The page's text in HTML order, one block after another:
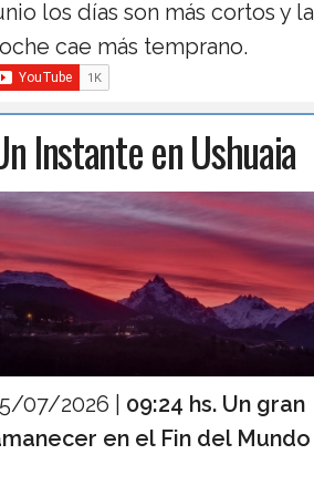
los días son más cortos y la
cae más temprano.
Instante en Ushuaia
07/2026 | 09:24 hs. Un gran
en el Fin del Mundo